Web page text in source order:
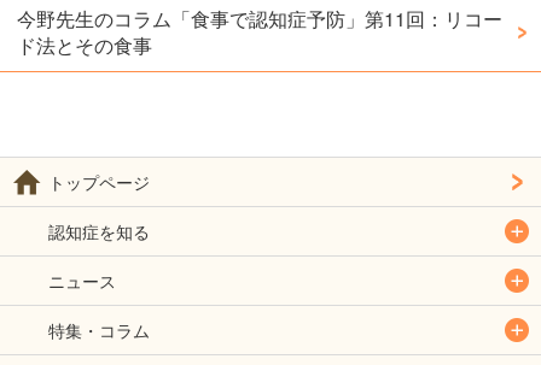
今野先生のコラム「食事で認知症予防」第11回：リコー
ド法とその食事
トップページ
認知症を知る
ニュース
特集・コラム